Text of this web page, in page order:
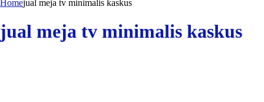
Homejual meja tv minimalis kaskus
jual meja tv minimalis kaskus